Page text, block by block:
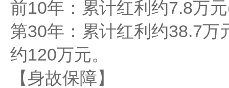
前10年​​：累计红利约7.8万
第30年​​：累计红利约38.7万
约120万元。
​​【身故保障】​​